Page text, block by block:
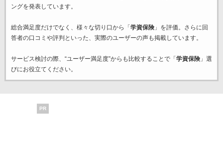
ングを発表しています。
総合満足度だけでなく、様々な切り口から「 学資保険」を評価。さらに回
答者の口コミや評判といった、実際のユーザーの声も掲載しています。
サービス検討の際、“ユーザー満足度”からも比較することで「 学資保険」選
びにお役立てください。
PR